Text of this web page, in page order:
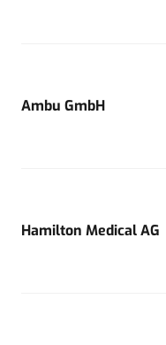
Ambu GmbH
Hamilton Medical AG